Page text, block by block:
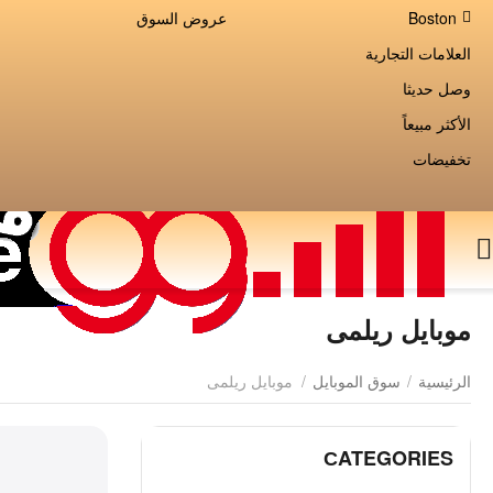
Boston
عروض السوق
العلامات التجارية
وصل حديثا
الأكثر مبيعاً
تخفيضات
موبايل ريلمى
الرئيسية / سوق الموبايل / موبايل ريلمى
СATEGORIES